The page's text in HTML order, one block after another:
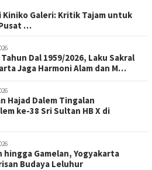
Kiniko Galeri: Kritik Tajam untuk
…
Dal 1959/2026, Laku Sakral
Jaga Harmoni Alam dan M…
Hajad Dalem Tingalan
ke-38 Sri Sultan HB X di
hingga Gamelan, Yogyakarta
Budaya Leluhur